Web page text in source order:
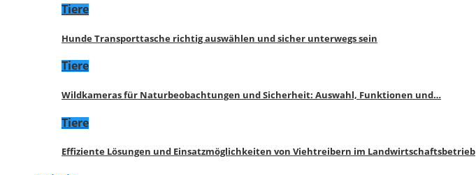
Tiere
Hunde Transporttasche richtig auswählen und sicher unterwegs sein
Tiere
Wildkameras für Naturbeobachtungen und Sicherheit: Auswahl, Funktionen und…
Tiere
Effiziente Lösungen und Einsatzmöglichkeiten von Viehtreibern im Landwirtschaftsbetrieb